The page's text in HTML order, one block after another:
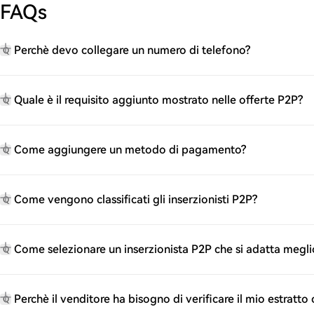
FAQs
Q Perchè devo collegare un numero di telefono?
Q Quale è il requisito aggiunto mostrato nelle offerte P2P?
Q Come aggiungere un metodo di pagamento?
Q Come vengono classificati gli inserzionisti P2P?
Q Come selezionare un inserzionista P2P che si adatta
Q Perchè il venditore ha bisogno di verificare il mio estratto